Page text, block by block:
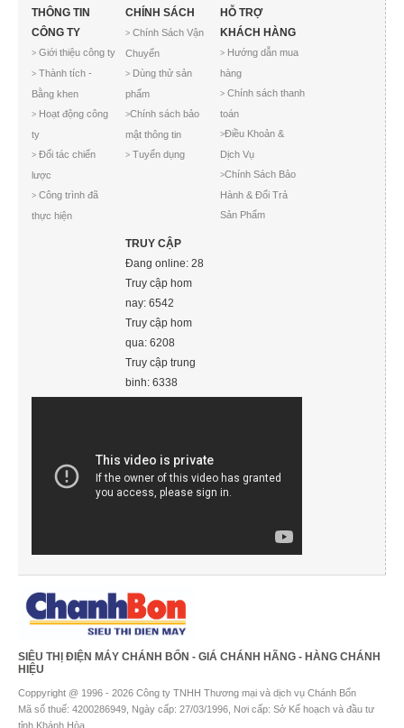
THÔNG TIN
CÔNG TY
> Giới thiệu công ty
> Thành tích -
Bằng khen
> Hoạt động công
ty
> Đối tác chiến
lược
> Công trình đã
thực hiện
CHÍNH SÁCH
> Chính Sách Vận
Chuyển
> Dùng thử sản
phẩm
>Chính sách bảo
mật thông tin
> Tuyển dụng
HỖ TRỢ
KHÁCH HÀNG
>Hướng dẫn mua
hàng
>Chính sách thanh
toán
>Điều Khoản &
Dịch Vụ
>Chính Sách Bảo
Hành & Đổi Trả
Sản Phẩm
TRUY CẬP
Đang online: 28
Truy cập hom
nay: 6542
Truy cập hom
qua: 6208
Truy cập trung
binh: 6338
SIÊU THỊ ĐIỆN MÁY CHÁNH BỔN - GIÁ CHÁNH HÃNG - HÀNG CHÁNH
HIỆU
Coppyright @ 1996 - 2026 Công ty TNHH Thương mại và dịch vụ Chánh Bổn
Mã số thuế: 4200286949, Ngày cấp: 27/03/1996, Nơi cấp: Sở Kế hoạch và đầu tư
tỉnh Khánh Hòa